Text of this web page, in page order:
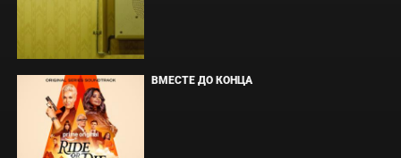
ВМЕСТЕ ДО КОНЦА